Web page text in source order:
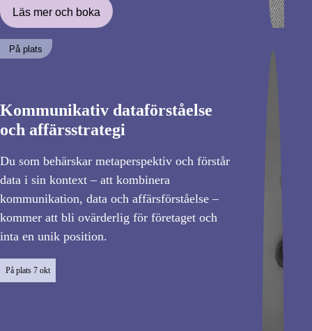
Läs mer och boka
På plats
Kommunikativ dataförståelse
och affärsstrategi
Du som behärskar metaperspektiv och förstår
data i sin kontext – att kombinera
kommunikation, data och affärsförståelse –
kommer att bli ovärderlig för företaget och
inta en unik position.
På plats 7 okt